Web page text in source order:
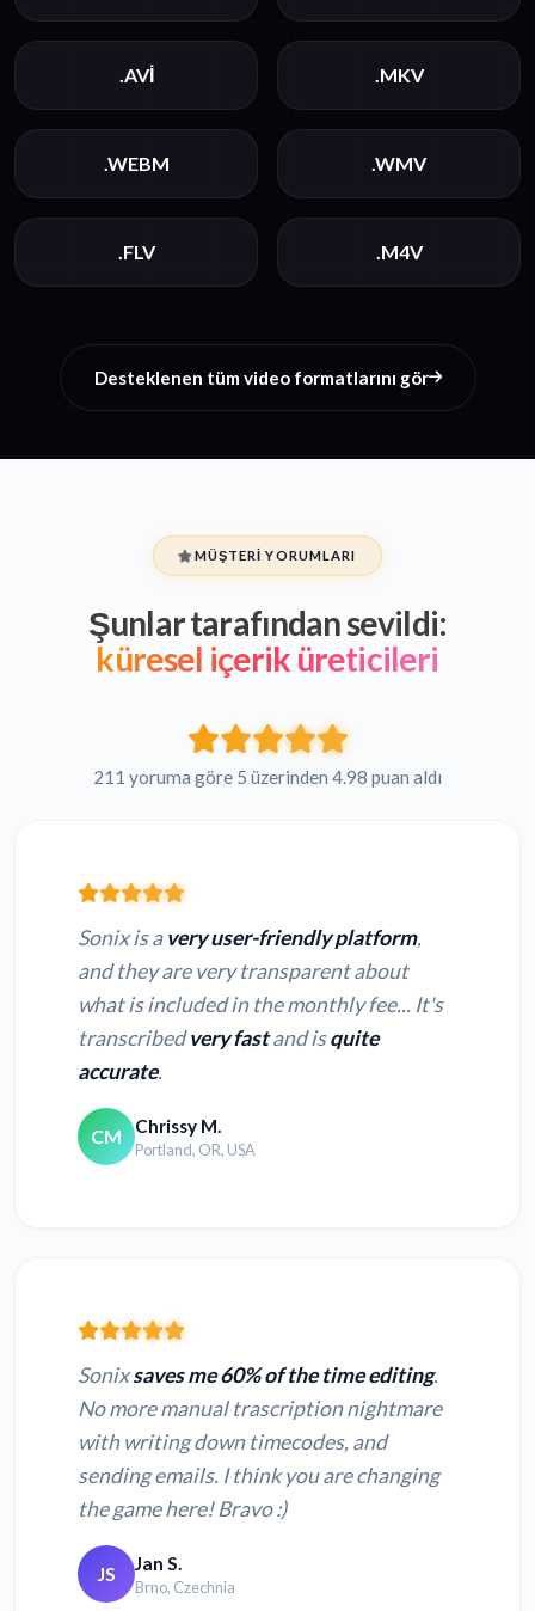
.AVI .MKV
.WEBM .WMV
.FLV .M4V
Desteklenen tüm video formatlarını gör
MÜŞTERI YORUMLARI
Şunlar tarafından sevildi:
küresel içerik üreticileri
211 yoruma göre 5 üzerinden 4.98 puan aldı
Sonix is avery user-friendly platform,
and they are very transparent about
what is included in the monthly fee... It's
transcribedvery fastand isquite
accurate.
CM Chrissy M.
Portland, OR, USA
Sonixsaves me 60% of the time editing.
No more manual trascription nightmare
with writing down timecodes, and
sending emails. I think you are changing
the game here! Bravo :)
JS Jan S.
Brno, Czechnia